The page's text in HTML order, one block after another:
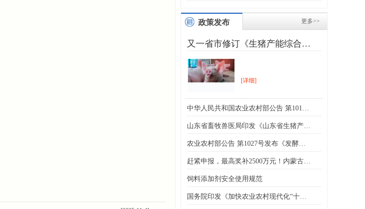
更多>>
政策发布
又一省市修订《生猪产能综合…
[详细]
中华人民共和国农业农村部公告 第101…
山东省畜牧兽医局印发《山东省生猪产…
农业农村部公告 第1027号发布《发酵…
赶紧申报，最高奖补2500万元！内蒙古…
饲料添加剂安全使用规范
国务院印发《加快农业农村现代化“十…